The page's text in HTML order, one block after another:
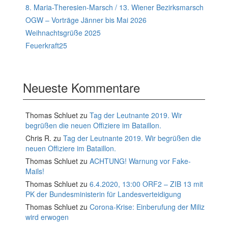
8. Maria-Theresien-Marsch / 13. Wiener Bezirksmarsch
OGW – Vorträge Jänner bis Mai 2026
Weihnachtsgrüße 2025
Feuerkraft25
Neueste Kommentare
Thomas Schluet zu Tag der Leutnante 2019. Wir
begrüßen die neuen Offiziere im Bataillon.
Chris R. zu Tag der Leutnante 2019. Wir begrüßen die
neuen Offiziere im Bataillon.
Thomas Schluet zu ACHTUNG! Warnung vor Fake-
Mails!
Thomas Schluet zu 6.4.2020, 13:00 ORF2 – ZIB 13 mit
PK der Bundesministerin für Landesverteidigung
Thomas Schluet zu Corona-Krise: Einberufung der Miliz
wird erwogen